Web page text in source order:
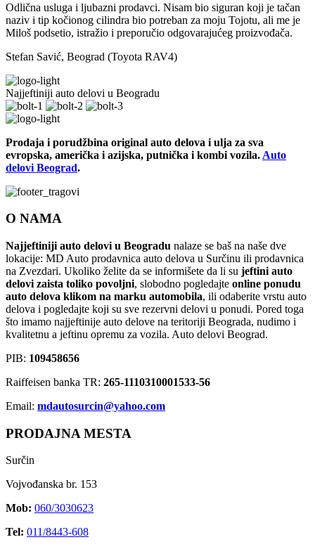
Odlična usluga i ljubazni prodavci. Nisam bio siguran koji je tačan
naziv i tip kočionog cilindra bio potreban za moju Tojotu, ali me je
Miloš podsetio, istražio i preporučio odgovarajućeg proizvođača.
Stefan Savić, Beograd (Toyota RAV4)
Najjeftiniji auto delovi u Beogradu
Prodaja i porudžbina original auto delova i ulja za sva
evropska, američka i azijska, putnička i kombi vozila. Auto
delovi Beograd.
O NAMA
Najjeftiniji auto delovi u Beogradu nalaze se baš na naše dve
lokacije: MD Auto prodavnica auto delova u Surčinu ili prodavnica
na Zvezdari. Ukoliko želite da se informišete da li su jeftini auto
delovi zaista toliko povoljni, slobodno pogledajte online ponudu
auto delova klikom na marku automobila, ili odaberite vrstu auto
delova i pogledajte koji su sve rezervni delovi u ponudi. Pored toga
što imamo najjeftinije auto delove na teritoriji Beograda, nudimo i
kvalitetnu a jeftinu opremu za vozila. Auto delovi Beograd.
PIB: 109458656
Raiffeisen banka TR: 265-1110310001533-56
Email: mdautosurcin@yahoo.com
PRODAJNA MESTA
Surčin
Vojvođanska br. 153
Mob: 060/3030623
Tel: 011/8443-608